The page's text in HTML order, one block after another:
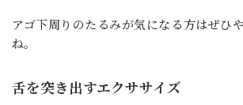
アゴ下周りのたるみが気になる方はぜひ
ね。
舌を突き出すエクササイズ